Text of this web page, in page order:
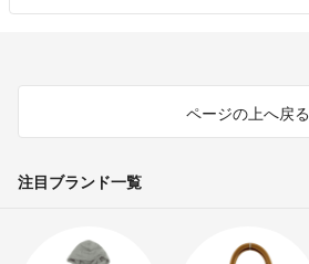
ページの上へ戻る
注目ブランド一覧